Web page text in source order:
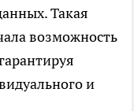
Такая
возможность
и